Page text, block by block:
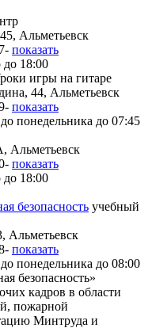
Альметьевск
показать
18:00
игры на гитаре
44, Альметьевск
показать
понедельника до 07:45
Альметьевск
показать
18:00
учебный
Альметьевск
показать
понедельника до 08:00
безопасность»
кадров в области
пожарной
Минтруда и